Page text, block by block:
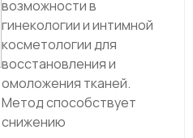
возможности в
гинекологии и интимной
косметологии для
восстановления и
омоложения тканей.
Метод способствует
снижению